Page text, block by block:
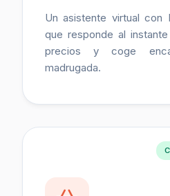
Un asistente virtual con
que responde al
precios y coge
madrugada.